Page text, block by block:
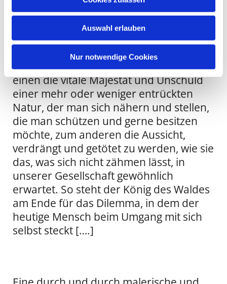
Auswahl erlauben
Nur notwendige Cookies
978-3-9812786-6
[…] Der Hirsch verkörpert dabei zum
einen die vitale Majestät und Unschuld
einer mehr oder weniger entrückten
Natur, der man sich nähern und stellen,
die man schützen und gerne besitzen
möchte, zum anderen die Aussicht,
verdrängt und getötet zu werden, wie sie
das, was sich nicht zähmen lässt, in
unserer Gesellschaft gewöhnlich
erwartet. So steht der König des Waldes
am Ende für das Dilemma, in dem der
heutige Mensch beim Umgang mit sich
selbst steckt [….]